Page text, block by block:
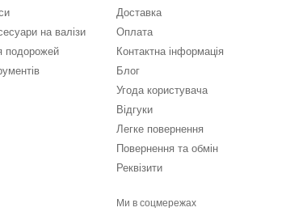
на валізи
подорожей
Доставка
Оплата
Контактна інформація
Блог
Угода користувача
Відгуки
Легке повернення
Повернення та обмін
Реквізити
Ми в соцмережах